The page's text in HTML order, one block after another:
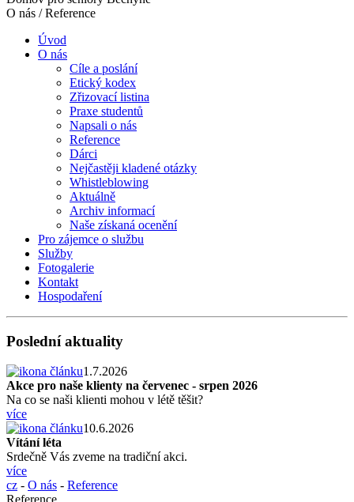
O nás / Reference
Úvod
O nás
Cíle a poslání
Etický kodex
Zřizovací listina
Praxe studentů
Napsali o nás
Reference
Dárci
Nejčastěji kladené otázky
Whistleblowing
Aktuálně
Archiv informací
Naše získaná ocenění
Pro zájemce o službu
Služby
Fotogalerie
Kontakt
Hospodaření
Poslední aktuality
1.7.2026
Akce pro naše klienty na červenec - srpen 2026
Na co se naši klienti mohou v létě těšit?
více
10.6.2026
Vítání léta
Srdečně Vás zveme na tradiční akci.
více
cz - O nás - Reference